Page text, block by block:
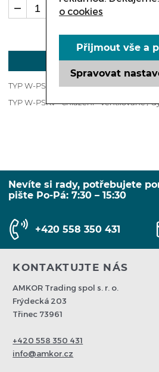
ks
POPIS
TYP W-PSK - chlazení - gravitační /
TYP W-PSKv - chlazení - ventilované /
Nevíte si rady, potřebujete
pište Po-Pá: 7:30 – 15:30
+420 558 350 431
KONTAKTUJTE NÁS
AMKOR Trading spol s. r. o.
Frýdecká 203
Třinec 73961
+420 558 350 431
info@amkor.cz
o cookies
Spravovat
Přijmout vše a